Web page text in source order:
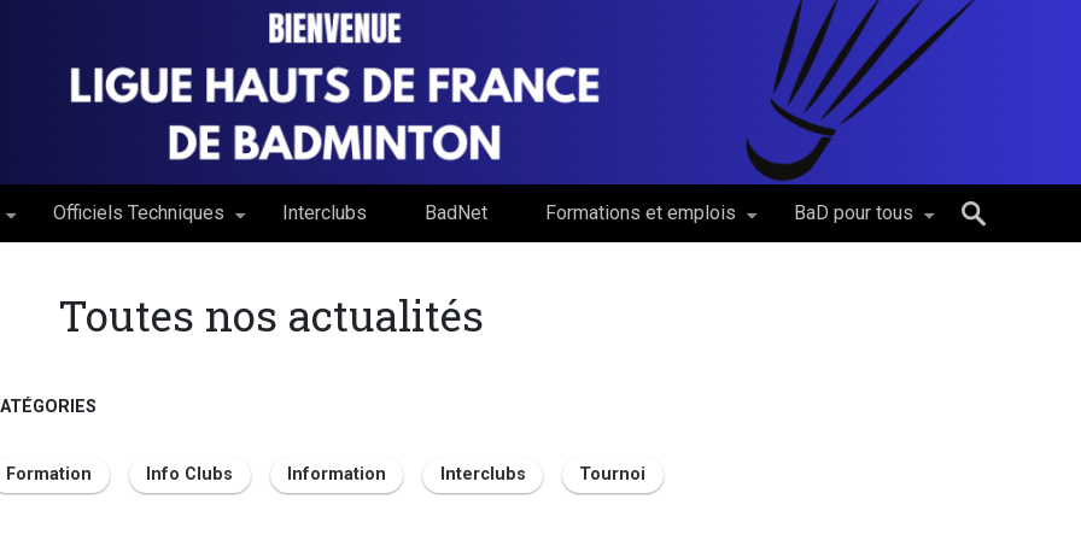
Officiels Techniques Interclubs BadNet Formations et emplois BaD pour tous
Toutes nos actualités
Formation Info Clubs Information Interclubs Tournoi